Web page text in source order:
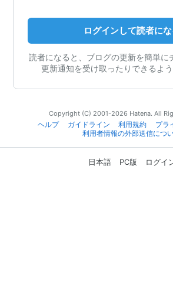
ログインして読者に
読者になると、ブログの更新を簡単に
更新通知を受け取ったりできるよう
Copyright (C) 2001-2026 Hatena. All
ヘルプ
ガイドライン 利用規約
プラ
利用者情報の外部送信につ
日本語 PC版 ログイ